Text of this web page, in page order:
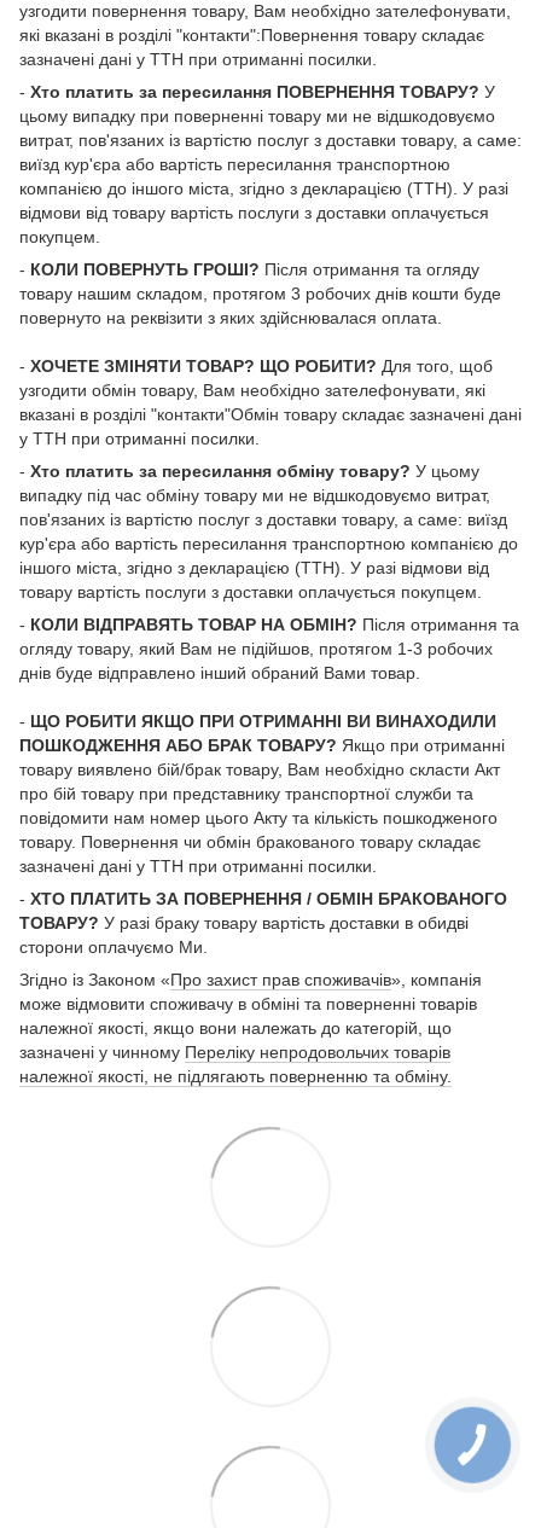
узгодити повернення товару, Вам необхідно зателефонувати,
які вказані в розділі "контакти":Повернення товару складає
зазначені дані у ТТН при отриманні посилки.
- Хто платить за пересилання ПОВЕРНЕННЯ ТОВАРУ? У
цьому випадку при поверненні товару ми не відшкодовуємо
витрат, пов'язаних із вартістю послуг з доставки товару, а саме:
виїзд кур'єра або вартість пересилання транспортною
компанією до іншого міста, згідно з декларацією (ТТН). У разі
відмови від товару вартість послуги з доставки оплачується
покупцем.
- КОЛИ ПОВЕРНУТЬ ГРОШІ? Після отримання та огляду
товару нашим складом, протягом 3 робочих днів кошти буде
повернуто на реквізити з яких здійснювалася оплата.
- ХОЧЕТЕ ЗМІНЯТИ ТОВАР? ЩО РОБИТИ? Для того, щоб
узгодити обмін товару, Вам необхідно зателефонувати, які
вказані в розділі "контакти"Обмін товару складає зазначені дані
у ТТН при отриманні посилки.
- Хто платить за пересилання обміну товару? У цьому
випадку під час обміну товару ми не відшкодовуємо витрат,
пов'язаних із вартістю послуг з доставки товару, а саме: виїзд
кур'єра або вартість пересилання транспортною компанією до
іншого міста, згідно з декларацією (ТТН). У разі відмови від
товару вартість послуги з доставки оплачується покупцем.
- КОЛИ ВІДПРАВЯТЬ ТОВАР НА ОБМІН? Після отримання та
огляду товару, який Вам не підійшов, протягом 1-3 робочих
днів буде відправлено інший обраний Вами товар.
- ЩО РОБИТИ ЯКЩО ПРИ ОТРИМАННІ ВИ ВИНАХОДИЛИ
ПОШКОДЖЕННЯ АБО БРАК ТОВАРУ? Якщо при отриманні
товару виявлено бій/брак товару, Вам необхідно скласти Акт
про бій товару при представнику транспортної служби та
повідомити нам номер цього Акту та кількість пошкодженого
товару. Повернення чи обмін бракованого товару складає
зазначені дані у ТТН при отриманні посилки.
- ХТО ПЛАТИТЬ ЗА ПОВЕРНЕННЯ / ОБМІН БРАКОВАНОГО
ТОВАРУ? У разі браку товару вартість доставки в обидві
сторони оплачуємо Ми.
Згідно із Законом «Про захист прав споживачів», компанія
може відмовити споживачу в обміні та поверненні товарів
належної якості, якщо вони належать до категорій, що
зазначені у чинному Переліку непродовольчих товарів
належної якості, не підлягають поверненню та обміну.